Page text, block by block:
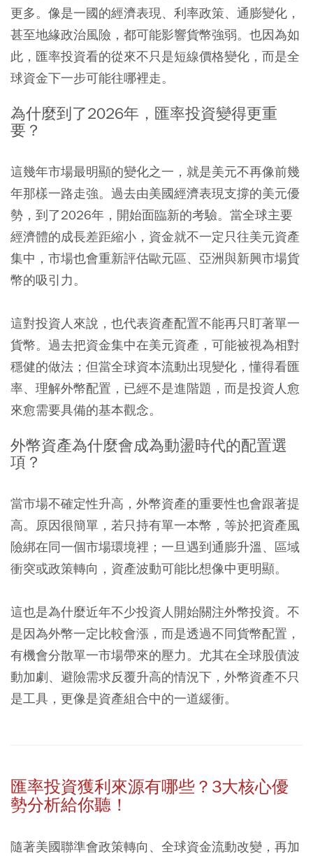
更多。像是一國的經濟表現、利率政策、通膨變化，
甚至地緣政治風險，都可能影響貨幣強弱。也因為如
此，匯率投資看的從來不只是短線價格變化，而是全
球資金下一步可能往哪裡走。
為什麼到了2026年，匯率投資變得更重
要？
這幾年市場最明顯的變化之一，就是美元不再像前幾
年那樣一路走強。過去由美國經濟表現支撐的美元優
勢，到了2026年，開始面臨新的考驗。當全球主要
經濟體的成長差距縮小，資金就不一定只往美元資產
集中，市場也會重新評估歐元區、亞洲與新興市場貨
幣的吸引力。
這對投資人來說，也代表資產配置不能再只盯著單一
貨幣。過去把資金集中在美元資產，可能被視為相對
穩健的做法；但當全球資本流動出現變化，懂得看匯
率、理解外幣配置，已經不是進階題，而是投資人愈
來愈需要具備的基本觀念。
外幣資產為什麼會成為動盪時代的配置選
項？
當市場不確定性升高，外幣資產的重要性也會跟著提
高。原因很簡單，若只持有單一本幣，等於把資產風
險綁在同一個市場環境裡；一旦遇到通膨升溫、區域
衝突或政策轉向，資產波動可能比想像中更明顯。
這也是為什麼近年不少投資人開始關注外幣投資。不
是因為外幣一定比較會漲，而是透過不同貨幣配置，
有機會分散單一市場帶來的壓力。尤其在全球股債波
動加劇、避險需求反覆升高的情況下，外幣資產不只
是工具，更像是資產組合中的一道緩衝。
匯率投資獲利來源有哪些？3大核心優
勢分析給你聽！
隨著美國聯準會政策轉向、全球資金流動改變，再加